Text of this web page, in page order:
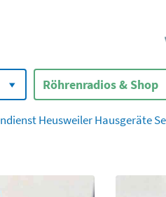
Röhrenradios & Shop
Heusweiler Hausgeräte